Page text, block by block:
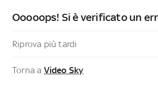
Ooooops! Si è verificato un
Riprova più tardi
Torna a Video Sky